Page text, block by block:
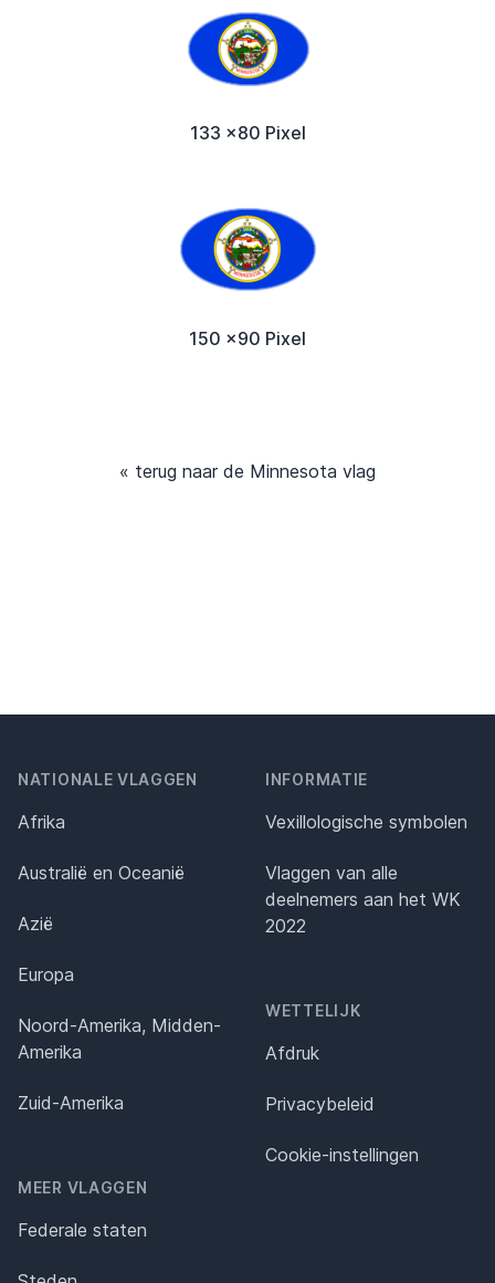
133 x80 Pixel
150 x90 Pixel
« terug naar de Minnesota vlag
NATIONALE VLAGGEN
Afrika
Australië en Oceanië
Azië
Europa
Noord-Amerika, Midden-
Amerika
Zuid-Amerika
MEER VLAGGEN
Federale staten
INFORMATIE
Vexillologische symbolen
Vlaggen van alle
deelnemers aan het WK
2022
WETTELIJK
Afdruk
Privacybeleid
Cookie-instellingen